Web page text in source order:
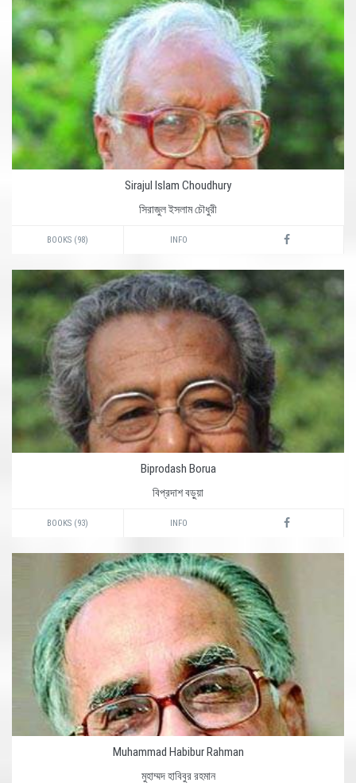
Sirajul Islam Choudhury
সিরাজুল ইসলাম চৌধুরী
BOOKS (98) INFO
Biprodash Borua
বিপ্রদাশ বড়ুয়া
BOOKS (93) INFO
Muhammad Habibur Rahman
মুহাম্মদ হাবিবুর রহমান